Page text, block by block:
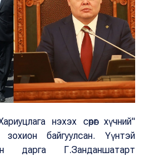
нэхэх сөрөг хүчний"
байгуулсан. Үүнтэй
дарга Г.Занданшатарт